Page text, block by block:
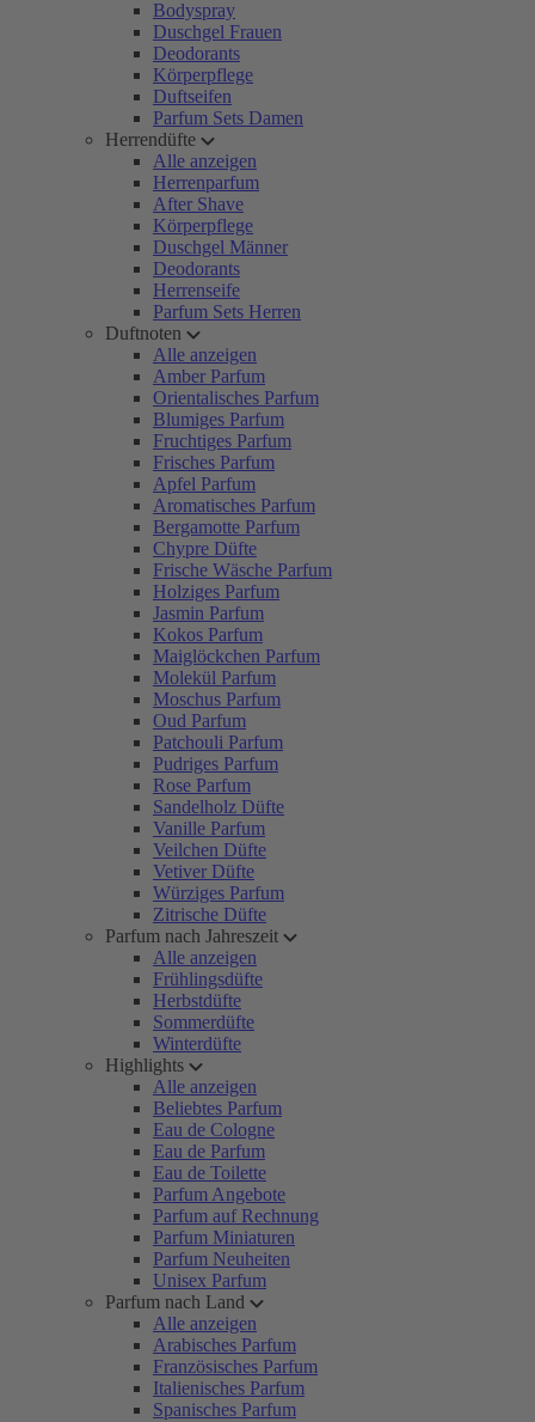
Bodyspray
Duschgel Frauen
Deodorants
Körperpflege
Duftseifen
Parfum Sets Damen
Herrendüfte
Alle anzeigen
Herrenparfum
After Shave
Körperpflege
Duschgel Männer
Deodorants
Herrenseife
Parfum Sets Herren
Duftnoten
Alle anzeigen
Amber Parfum
Orientalisches Parfum
Blumiges Parfum
Fruchtiges Parfum
Frisches Parfum
Apfel Parfum
Aromatisches Parfum
Bergamotte Parfum
Chypre Düfte
Frische Wäsche Parfum
Holziges Parfum
Jasmin Parfum
Kokos Parfum
Maiglöckchen Parfum
Molekül Parfum
Moschus Parfum
Oud Parfum
Patchouli Parfum
Pudriges Parfum
Rose Parfum
Sandelholz Düfte
Vanille Parfum
Veilchen Düfte
Vetiver Düfte
Würziges Parfum
Zitrische Düfte
Parfum nach Jahreszeit
Alle anzeigen
Frühlingsdüfte
Herbstdüfte
Sommerdüfte
Winterdüfte
Highlights
Alle anzeigen
Beliebtes Parfum
Eau de Cologne
Eau de Parfum
Eau de Toilette
Parfum Angebote
Parfum auf Rechnung
Parfum Miniaturen
Parfum Neuheiten
Unisex Parfum
Parfum nach Land
Alle anzeigen
Arabisches Parfum
Französisches Parfum
Italienisches Parfum
Spanisches Parfum